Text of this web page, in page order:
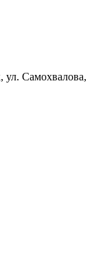
ул. Самохвалова,